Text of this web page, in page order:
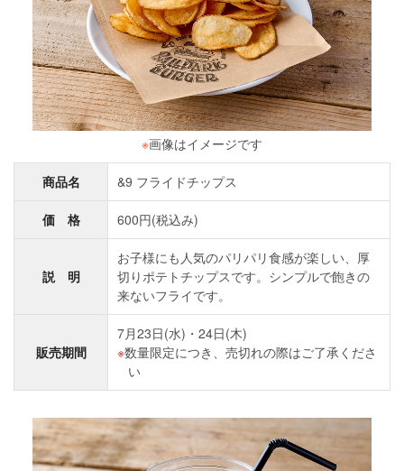
※画像はイメージです
商品名 &9 フライドチップス
価 格 600円(税込み)
説 明
お子様にも人気のパリパリ食感が楽しい、厚
切りポテトチップスです。シンプルで飽きの
来ないフライです。
販売期間
7月23日(水)・24日(木)
数量限定につき、売切れの際はご了承くださ
い